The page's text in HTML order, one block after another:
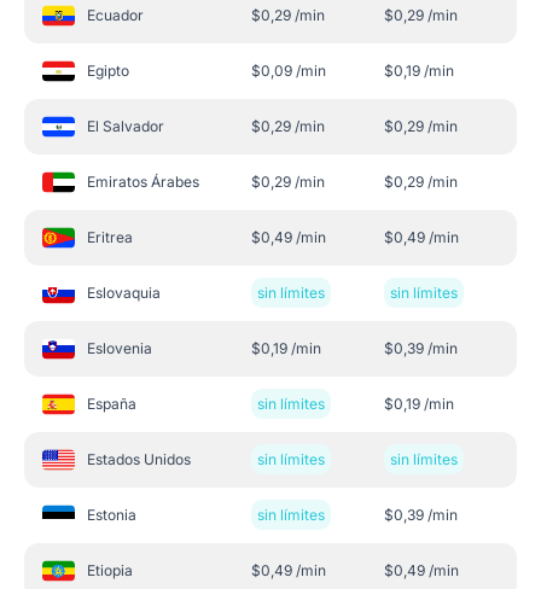
Ecuador $0,29 /min $0,29 /min
Egipto $0,09 /min $0,19 /min
El Salvador $0,29 /min $0,29 /min
Emiratos Árabes $0,29 /min $0,29 /min
Eritrea $0,49 /min $0,49 /min
Eslovaquia sin límites sin límites
Eslovenia $0,19 /min $0,39 /min
España sin límites $0,19 /min
Estados Unidos sin límites sin límites
Estonia sin límites $0,39 /min
Etiopia $0,49 /min $0,49 /min